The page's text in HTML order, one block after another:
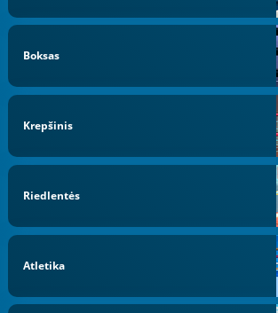
Boksas
Krepšinis
Riedlentės
Atletika